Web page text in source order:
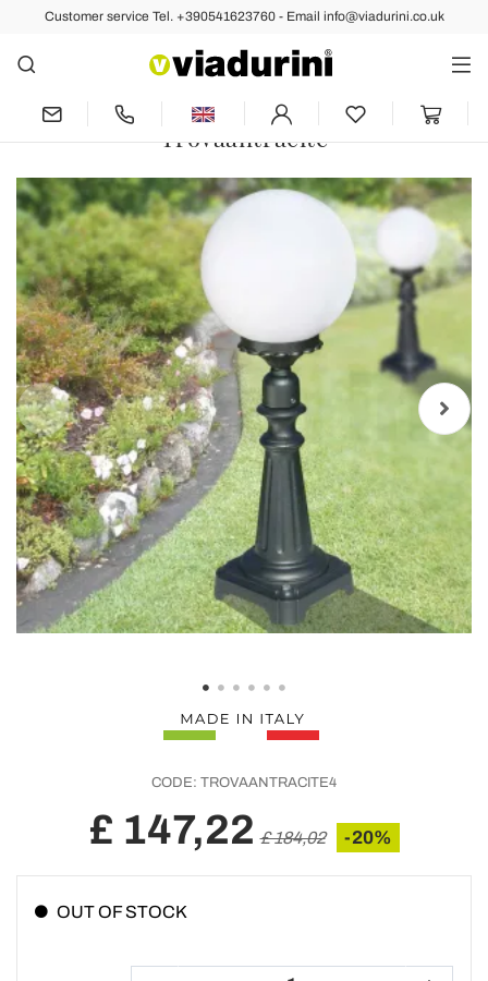
Customer service Tel. +390541623760 - Email info@viadurini.co.uk
Back Previous Next
69 cm tall street lamp in Acrylic and
Anthracite Aluminum Made in Italy -
Trovaantracite
CODE: TROVAANTRACITE4
£ 147,22 £ 184,02 -20%
OUT OF STOCK